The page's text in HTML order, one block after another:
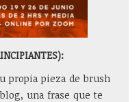
propia pieza de brush
una frase que te